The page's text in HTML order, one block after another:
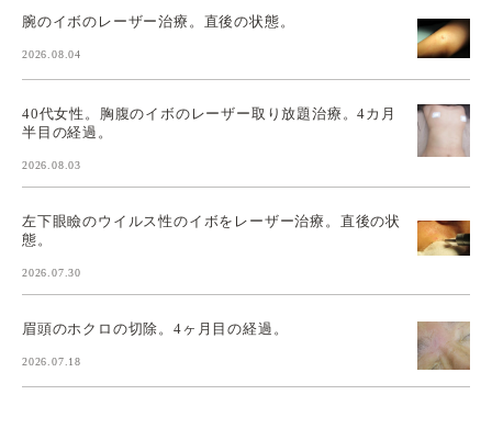
腕のイボのレーザー治療。直後の状態。
2026.08.04
40代女性。胸腹のイボのレーザー取り放題治療。4カ月
半目の経過。
2026.08.03
左下眼瞼のウイルス性のイボをレーザー治療。直後の状
態。
2026.07.30
眉頭のホクロの切除。4ヶ月目の経過。
2026.07.18